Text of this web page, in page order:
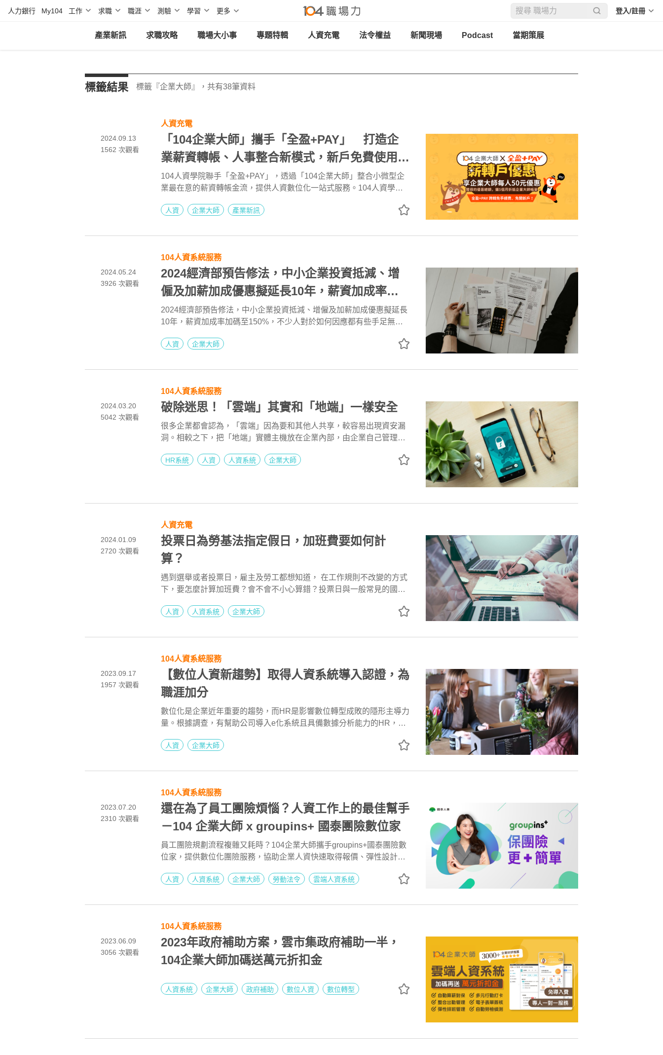
人力銀行 My104 工作 求職 職涯 測驗 學習 更多 登入/註冊
產業新訊 求職攻略 職場大小事 專題特輯 人資充電 法令權益 新聞現場 Podcast 當期策展
標籤結果 標籤『企業大師』，共有38筆資料
2024.09.13
1562 次觀看
人資充電
「104企業大師」攜手「全盈+PAY」 打造企
業薪資轉帳、人事整合新模式，新戶免費使用三
個月，首次撥薪再享每位員工50元回饋
104人資學院聯手「全盈+PAY」，透過「104企業大師」整合小微型企
業最在意的薪資轉帳金流，提供人資數位化一站式服務。104人資學院
透過便捷的金流工具代發薪資，加上系統內建的人事、出勤、薪酬報表
體運營效率。
人資 企業大師 產業新訊
2024.05.24
3926 次觀看
104人資系統服務
2024經濟部預告修法，中小企業投資抵減、增
僱及加薪加成優惠擬延長10年，薪資加成率加
碼至150%，四大重點一次看 !
2024經濟部預告修法，中小企業投資抵減、增僱及加薪加成優惠擬延長
10年，薪資加成率加碼至150%，不少人對於如何因應都有些手足無
神隊友。
人資 企業大師
2024.03.20
5042 次觀看
104人資系統服務
破除迷思！「雲端」其實和「地端」一樣安全
很多企業都會認為，「雲端」因為要和其他人共享，較容易出現資安漏
洞。相較之下，把「地端」實體主機放在企業內部，由企業自己管理，
礎架構、安全防護措施等能力。
HR系統 人資 人資系統 企業大師
2024.01.09
2720 次觀看
人資充電
投票日為勞基法指定假日，加班費要如何計
算？
遇到選舉或者投票日，雇主及勞工都想知道， 在工作規則不改變的方式
下，要怎麼計算加班費？會不會不小心算錯？投票日與一般常見的國定
班費。
人資 人資系統 企業大師
2023.09.17
1957 次觀看
104人資系統服務
【數位人資新趨勢】取得人資系統導入認證，為
職涯加分
數位化是企業近年重要的趨勢，而HR是影響數位轉型成敗的隱形主導力
量。根據調查，有幫助公司導入e化系統且具備數據分析能力的HR，能
人資 企業大師
2023.07.20
2310 次觀看
104人資系統服務
還在為了員工團險煩惱？人資工作上的最佳幫手
－104 企業大師 x groupins+ 國泰團險數位家
員工團險規劃流程複雜又耗時？104企業大師攜手groupins+國泰團險數
位家，提供數位化團險服務，協助企業人資快速取得報價、彈性設計保
人資 人資系統 企業大師 勞動法令 雲端人資系統
2023.06.09
3056 次觀看
104人資系統服務
2023年政府補助方案，雲市集政府補助一半，
104企業大師加碼送萬元折扣金
人資系統 企業大師 政府補助 數位人資 數位轉型